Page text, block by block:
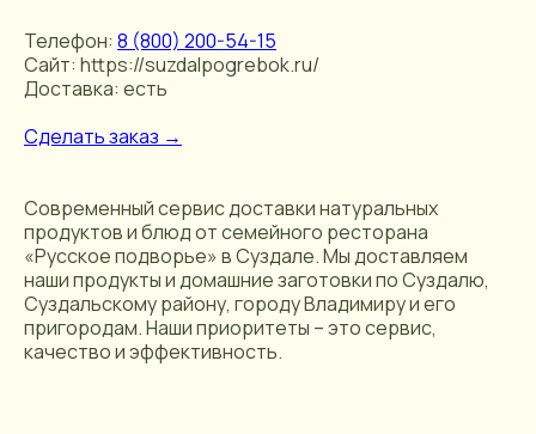
Телефон: 8 (800) 200-54-15
Сайт: https://suzdalpogrebok.ru/
Доставка: есть
Сделать заказ →
Современный сервис доставки натуральных
продуктов и блюд от семейного ресторана
«Русское подворье» в Суздале. Мы доставляем
наши продукты и домашние заготовки по Суздалю,
Суздальскому району, городу Владимиру и его
пригородам. Наши приоритеты – это сервис,
качество и эффективность.